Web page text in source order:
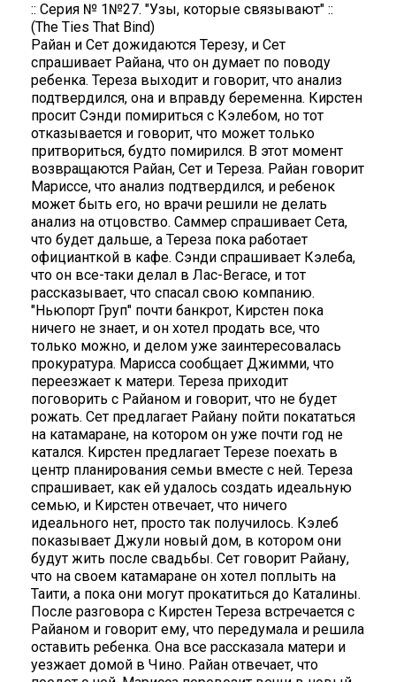
:: Серия № 1№27. "Узы, которые связывают" ::
(The Ties That Bind)
Райан и Сет дожидаются Терезу, и Сет
спрашивает Райана, что он думает по поводу
ребенка. Тереза выходит и говорит, что анализ
подтвердился, она и вправду беременна. Кирстен
просит Сэнди помириться с Кэлебом, но тот
отказывается и говорит, что может только
притвориться, будто помирился. В этот момент
возвращаются Райан, Сет и Тереза. Райан говорит
Мариссе, что анализ подтвердился, и ребенок
может быть его, но врачи решили не делать
анализ на отцовство. Саммер спрашивает Сета,
что будет дальше, а Тереза пока работает
официанткой в кафе. Сэнди спрашивает Кэлеба,
что он все-таки делал в Лас-Вегасе, и тот
рассказывает, что спасал свою компанию.
"Ньюпорт Груп" почти банкрот, Кирстен пока
ничего не знает, и он хотел продать все, что
только можно, и делом уже заинтересовалась
прокуратура. Марисса сообщает Джимми, что
переезжает к матери. Тереза приходит
поговорить с Райаном и говорит, что не будет
рожать. Сет предлагает Райану пойти покататься
на катамаране, на котором он уже почти год не
катался. Кирстен предлагает Терезе поехать в
центр планирования семьи вместе с ней. Тереза
спрашивает, как ей удалось создать идеальную
семью, и Кирстен отвечает, что ничего
идеального нет, просто так получилось. Кэлеб
показывает Джули новый дом, в котором они
будут жить после свадьбы. Сет говорит Райану,
что на своем катамаране он хотел поплыть на
Таити, а пока они могут прокатиться до Каталины.
После разговора с Кирстен Тереза встречается с
Райаном и говорит ему, что передумала и решила
оставить ребенка. Она все рассказала матери и
уезжает домой в Чино. Райан отвечает, что